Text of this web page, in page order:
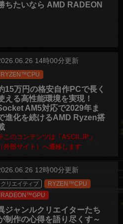
ちたいなら AMD RADEON
14時00分更新
RYZEN™CPU
15万円の格安自作PCで長く
える高性能環境を実現！
AM5対応で2029年ま
進化を続けるAMD Ryzen搭
このコンテンツは「ASCII.JP」
（外部サイト）へ遷移します
12時00分更新
クリエイティブ
RYZEN™CPU
RADEON™GPU
ジャンルクリエイターたち
制作の心得を語り尽くす～